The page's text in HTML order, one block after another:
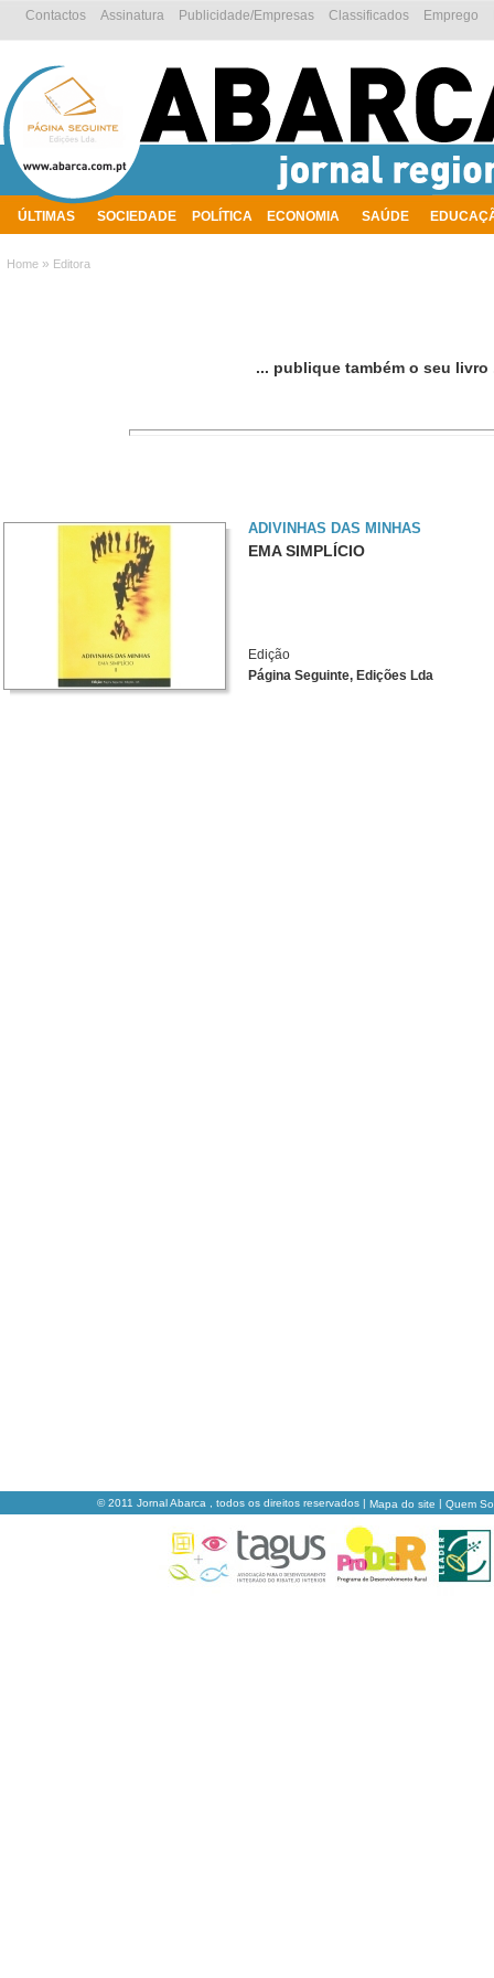
ÚLTIMAS SOCIEDADE POLÍTICA ECONOMIA SAÚDE
Emprego
Classificados
Publicidade/Empresas
Assinatura
Contactos
Home » Editora
... publique também o seu livro
ADIVINHAS DAS MINHAS
EMA SIMPLÍCIO
Edição
Página Seguinte, Edições Lda
© 2011 Jornal Abarca , todos os direitos reservados | Mapa do site | Quem